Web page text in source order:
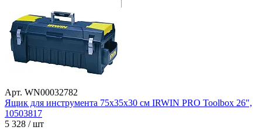
Арт. WN00032782
Ящик для инструмента 75х35х30 cм IRWIN PRO Toolbox 26",
10503817
5 328 / шт